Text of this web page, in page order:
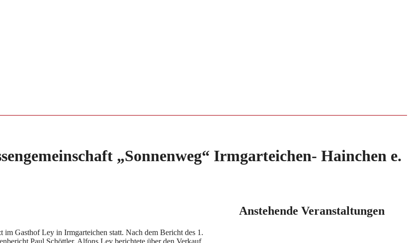
„Sonnenweg“ Irmgarteichen- Hainchen e.
im Gasthof Ley in Irmgarteichen statt. Nach dem Bericht des 1.
Paul Schöttler. Alfons Ley berichtete über den Verkauf
Anstehende Veranstaltungen